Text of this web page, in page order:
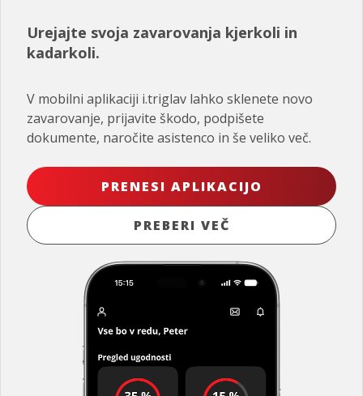
Urejajte svoja zavarovanja kjerkoli in
kadarkoli.
V mobilni aplikaciji i.triglav lahko sklenete novo
zavarovanje, prijavite škodo, podpišete
dokumente, naročite asistenco in še veliko več.
PRENESI APLIKACIJO
PREBERI VEČ